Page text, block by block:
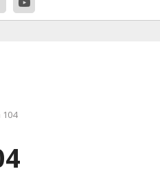
104